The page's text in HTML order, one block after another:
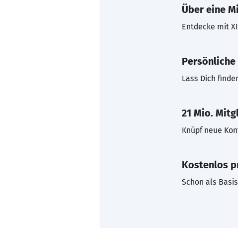
Über eine
Entdecke mit
Lass Dich
21 Mio.
Knüpf neue
Kostenlos
Schon als